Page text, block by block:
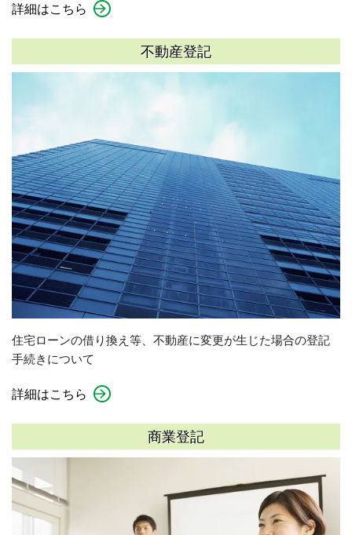
詳細はこちら
不動産登記
住宅ローンの借り換え等、不動産に変更が生じた場合の登記
手続きについて
詳細はこちら
商業登記